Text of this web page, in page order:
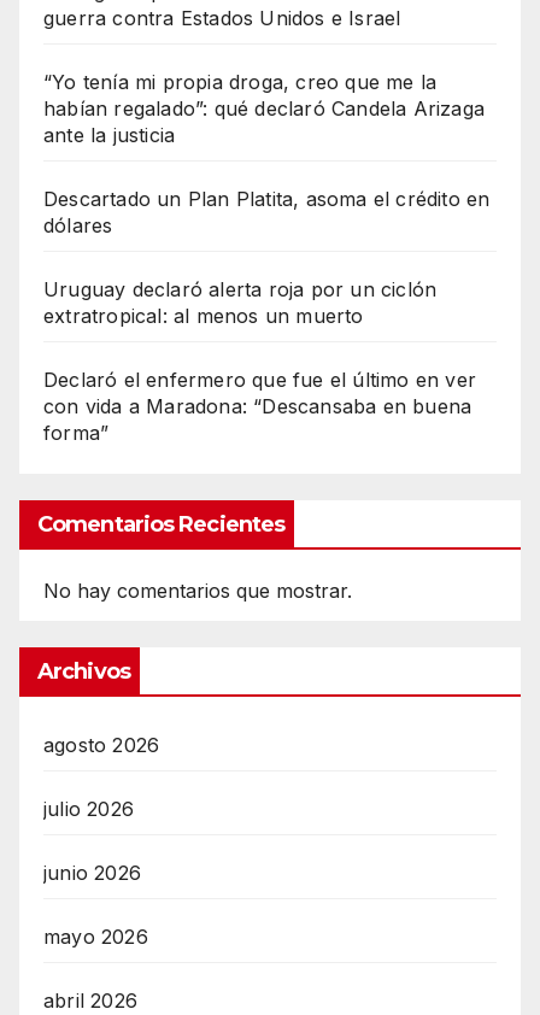
guerra contra Estados Unidos e Israel
“Yo tenía mi propia droga, creo que me la
habían regalado”: qué declaró Candela Arizaga
ante la justicia
Descartado un Plan Platita, asoma el crédito en
dólares
Uruguay declaró alerta roja por un ciclón
extratropical: al menos un muerto
Declaró el enfermero que fue el último en ver
con vida a Maradona: “Descansaba en buena
forma”
Comentarios Recientes
No hay comentarios que mostrar.
Archivos
agosto 2026
julio 2026
junio 2026
mayo 2026
abril 2026